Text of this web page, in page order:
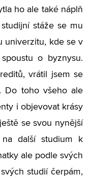
ho ale také náplň
stáže se mu
univerzitu, kde se v
o byznysu.
vrátil jsem se
Do toho všeho ale
i objevovat krásy
se svou nynější
další studium k
ale podle svých
studií čerpám,